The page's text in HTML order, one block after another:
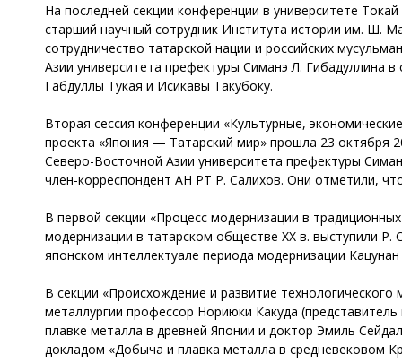
На последней секции конференции в университете
старший научный сотрудник Института истории им. Ш.
сотрудничество татарской нации и российских
Азии университета префектуры Симанэ Л. Гибадуллина
Габдуллы Тукая и Исикавы Такубоку.
Вторая сессия конференции «Культурные,
проекта «Япония — Татарский мир» прошла 23 октября
Северо-Восточной Азии университета префектуры
член-корреспондент АН РТ Р. Салихов. Они отметили,
В первой секции «Процесс модернизации в
модернизации в татарском обществе ХХ в. выступили Р.
японском интеллектуале периода модернизации
В секции «Происхождение и развитие
металлургии профессор Нориюки Какуда
плавке металла в древней Японии и доктор Эмиль
докладом «Добыча и плавка металла в средневековом